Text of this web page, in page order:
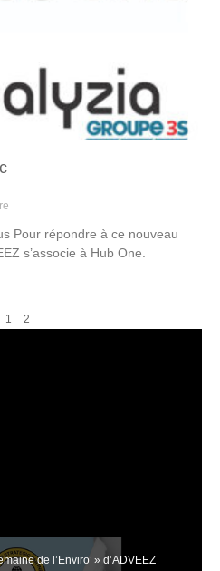
Pour répondre à ce nouveau
s’associe à Hub One.
1
2
de l’Enviro’ » d’ADVEEZ